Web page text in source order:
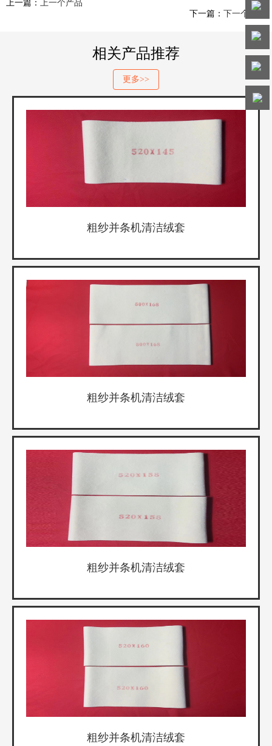
电话
客服
客服
热线
微信
客服
上一篇：
上一个产品
下一篇： 下一个产品
相关产品推荐
更多>>
粗纱并条机清洁绒套
粗纱并条机清洁绒套
粗纱并条机清洁绒套
粗纱并条机清洁绒套